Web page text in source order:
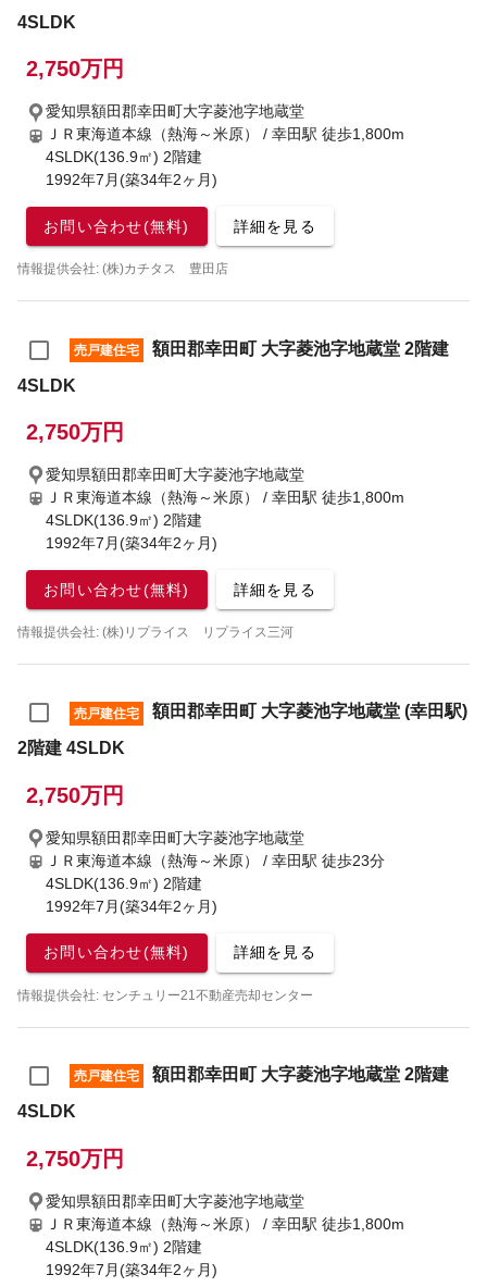
4SLDK
2,750万円
愛知県額田郡幸田町大字菱池字地蔵堂
ＪＲ東海道本線（熱海～米原） / 幸田駅 徒歩1,800m
4SLDK(136.9㎡) 2階建
1992年7月(築34年2ヶ月)
お問い合わせ(無料) 詳細を見る
情報提供会社: (株)カチタス 豊田店
売戸建住宅
額田郡幸田町 大字菱池字地蔵堂 2階建
4SLDK
2,750万円
愛知県額田郡幸田町大字菱池字地蔵堂
ＪＲ東海道本線（熱海～米原） / 幸田駅 徒歩1,800m
4SLDK(136.9㎡) 2階建
1992年7月(築34年2ヶ月)
お問い合わせ(無料) 詳細を見る
情報提供会社: (株)リプライス リプライス三河
売戸建住宅
額田郡幸田町 大字菱池字地蔵堂 (幸田駅)
2階建 4SLDK
2,750万円
愛知県額田郡幸田町大字菱池字地蔵堂
ＪＲ東海道本線（熱海～米原） / 幸田駅 徒歩23分
4SLDK(136.9㎡) 2階建
1992年7月(築34年2ヶ月)
お問い合わせ(無料) 詳細を見る
情報提供会社: センチュリー21不動産売却センター
売戸建住宅
額田郡幸田町 大字菱池字地蔵堂 2階建
4SLDK
2,750万円
愛知県額田郡幸田町大字菱池字地蔵堂
ＪＲ東海道本線（熱海～米原） / 幸田駅 徒歩1,800m
4SLDK(136.9㎡) 2階建
1992年7月(築34年2ヶ月)